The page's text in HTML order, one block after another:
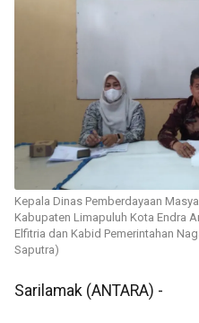
Kepala Dinas Pemberdayaan
Kabupaten Limapuluh Kota Endra
Elfitria dan Kabid Pemerintahan
Saputra)
Sarilamak (ANTARA) -